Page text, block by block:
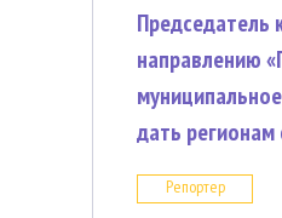
Председатель
направлению
дать регионам
Репортер